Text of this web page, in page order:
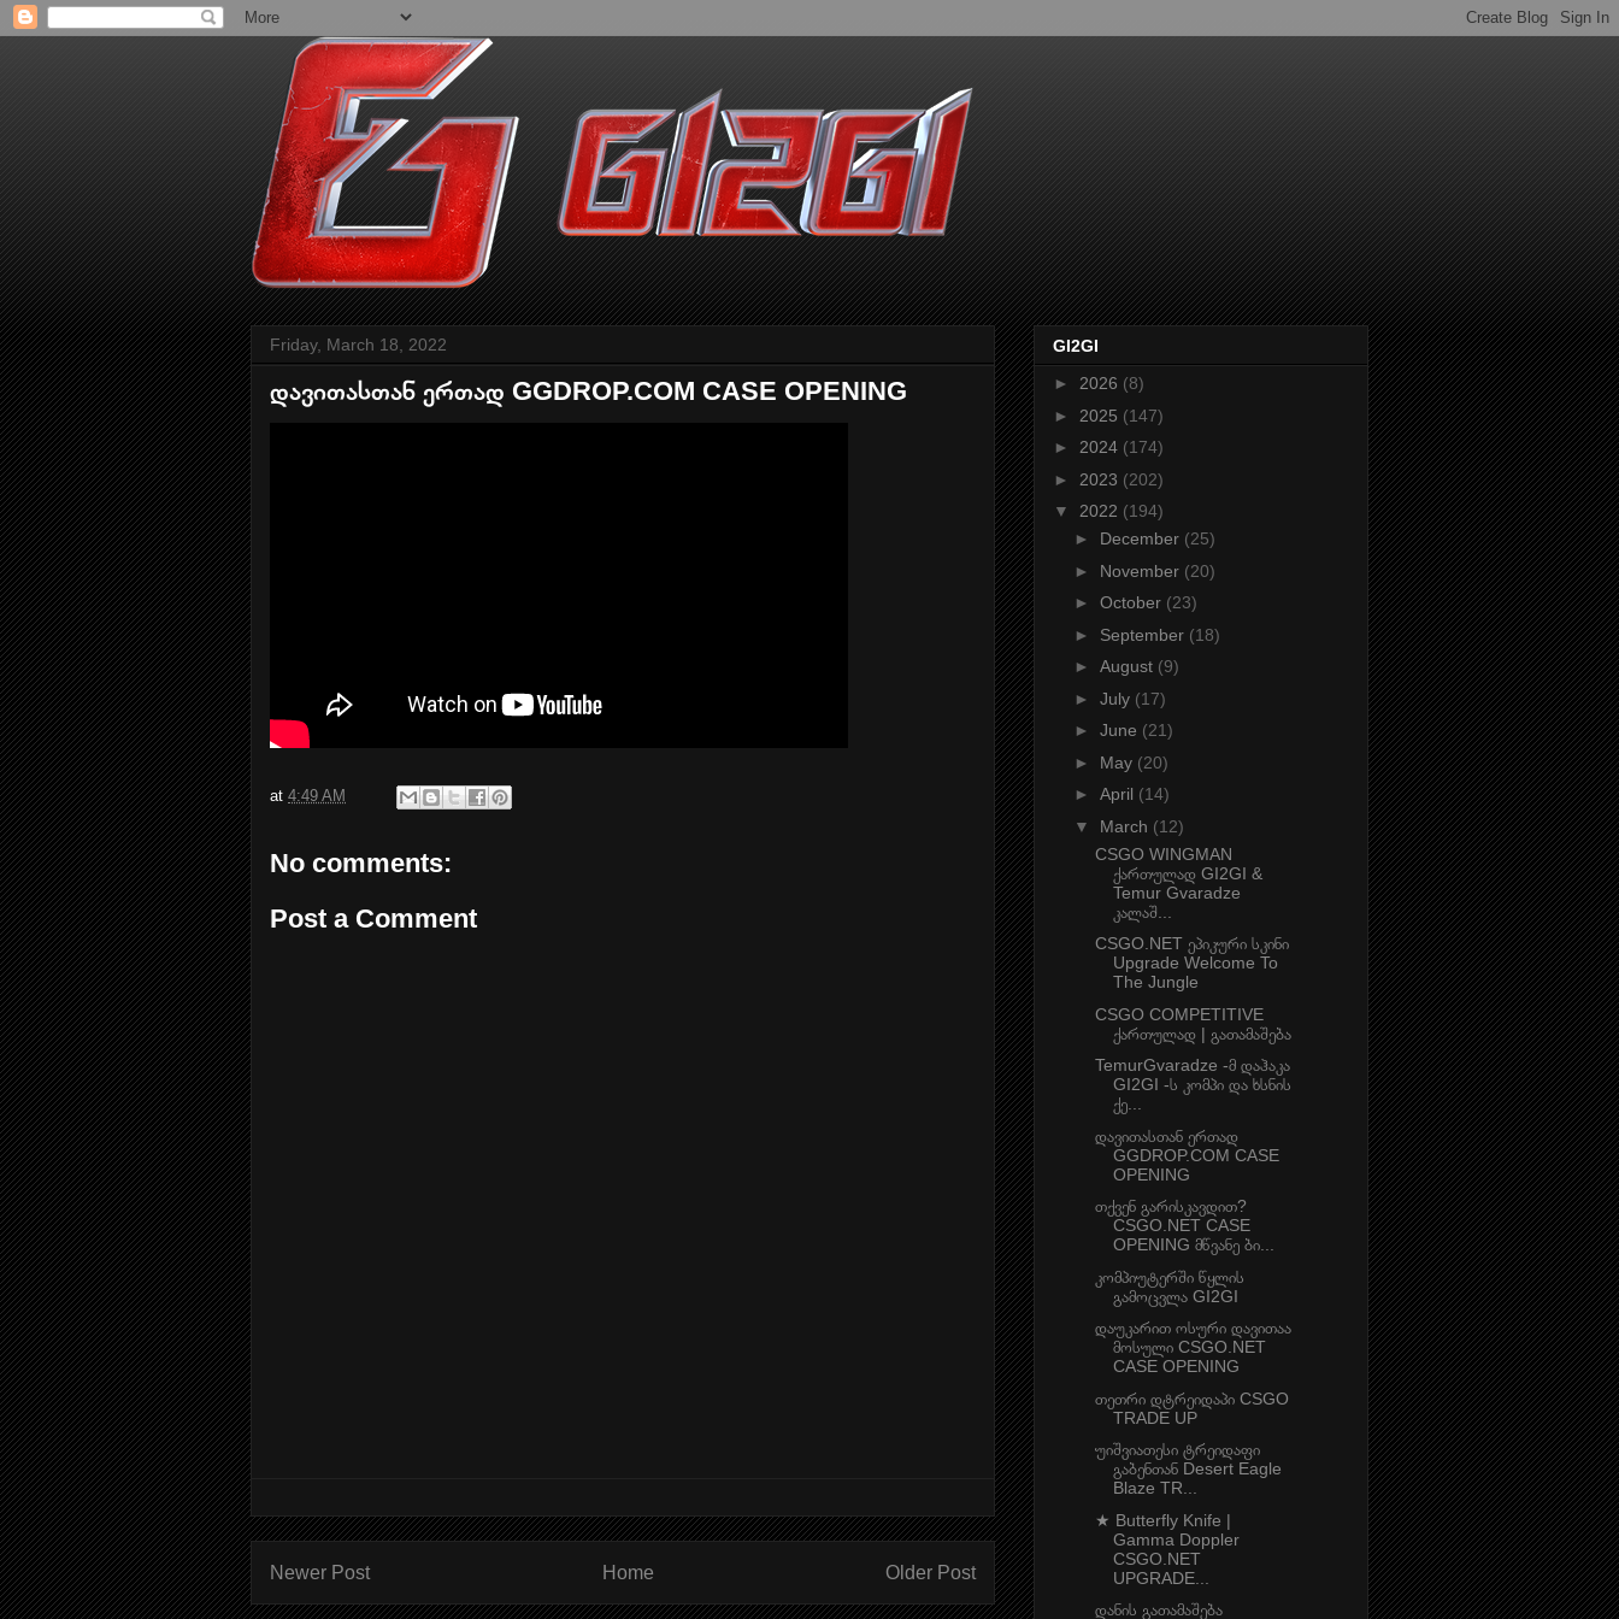
Friday, March 18, 2022
დავითასთან ერთად GGDROP.COM CASE OPENING
at 4:49 AM
No comments:
Post a Comment
Newer Post Older Post
Home
GI2GI
► 2026 (8)
► 2025 (147)
► 2024 (174)
► 2023 (202)
▼ 2022 (194)
► December (25)
► November (20)
► October (23)
► September (18)
► August (9)
► July (17)
► June (21)
► May (20)
► April (14)
▼ March (12)
CSGO WINGMAN
ქართულად GI2GI &
Temur Gvaradze
კალაშ...
CSGO.NET ეპიკური სკინი
Upgrade Welcome To
The Jungle
CSGO COMPETITIVE
ქართულად | გათამაშება
TemurGvaradze -მ დაჰაკა
GI2GI -ს კომპი და ხსნის
ქე...
დავითასთან ერთად
GGDROP.COM CASE
OPENING
თქვენ გარისკავდით?
CSGO.NET CASE
OPENING მწვანე ბი...
კომპიუტერში წყლის
გამოცვლა GI2GI
დაუკარით ოსური დავითაა
მოსული CSGO.NET
CASE OPENING
თეთრი დტრეიდაპი CSGO
TRADE UP
უიშვიათესი ტრეიდაფი
გაბენთან Desert Eagle
Blaze TR...
★ Butterfly Knife |
Gamma Doppler
CSGO.NET
UPGRADE...
დანის გათამაშება